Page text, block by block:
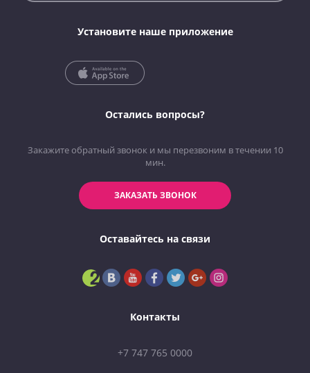
Установите наше приложение
Остались вопросы?
Закажите обратный звонок и мы перезвоним в течении 10
мин.
ЗАКАЗАТЬ ЗВОНОК
Оставайтесь на связи
Контакты
+7 747 765 0000